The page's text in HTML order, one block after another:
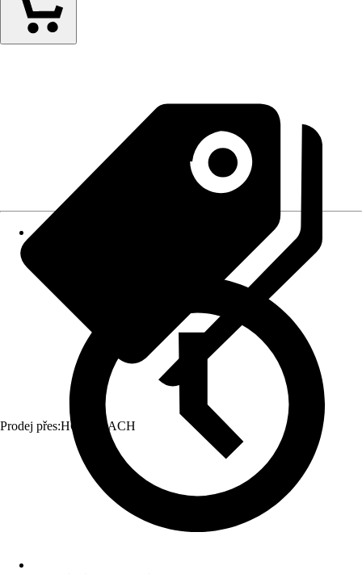
Prodej přes:HORNBACH